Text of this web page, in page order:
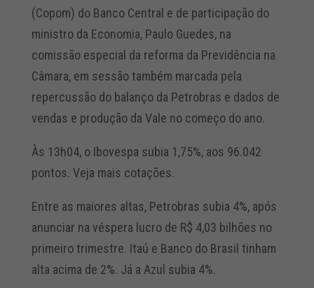
(Copom) do Banco Central e de participação do
ministro da Economia, Paulo Guedes, na
comissão especial da reforma da Previdência na
Câmara, em sessão também marcada pela
repercussão do balanço da Petrobras e dados de
vendas e produção da Vale no começo do ano.
Às 13h04, o Ibovespa subia 1,75%, aos 96.042
pontos. Veja mais cotações.
Entre as maiores altas, Petrobras subia 4%, após
anunciar na véspera lucro de R$ 4,03 bilhões no
primeiro trimestre. Itaú e Banco do Brasil tinham
alta acima de 2%. Já a Azul subia 4%.